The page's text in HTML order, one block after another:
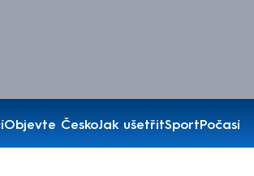
Objevte ČeskoJak ušetřitSportPočasí